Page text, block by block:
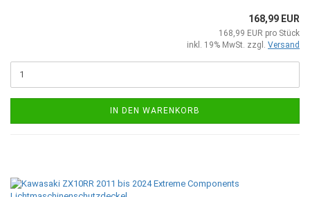
168,99 EUR
168,99 EUR pro Stück
inkl. 19% MwSt. zzgl. Versand
IN DEN WARENKORB